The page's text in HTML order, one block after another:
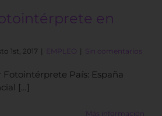
en
1st, 2017 | EMPLEO | Sin comentarios
País: España
[…]
Más información